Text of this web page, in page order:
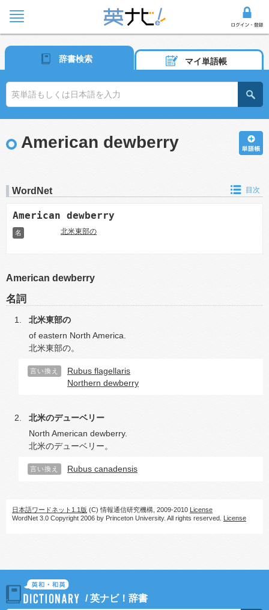
辞書検索 マイ単語帳
American dewberry
WordNet 目次
American dewberry
名 北米東部の
American dewberry
名詞
北米東部の
of eastern North America.
北米東部の。
言い換え
Rubus flagellaris
Northern dewberry
北米のデューベリー
North American dewberry.
北米のデューベリー。
言い換え Rubus canadensis
日本語ワードネット1.1版 (C) 情報通信研究機構, 2009-2010 License
WordNet 3.0 Copyright 2006 by Princeton University. All rights reserved. License
/英ナビ！辞書